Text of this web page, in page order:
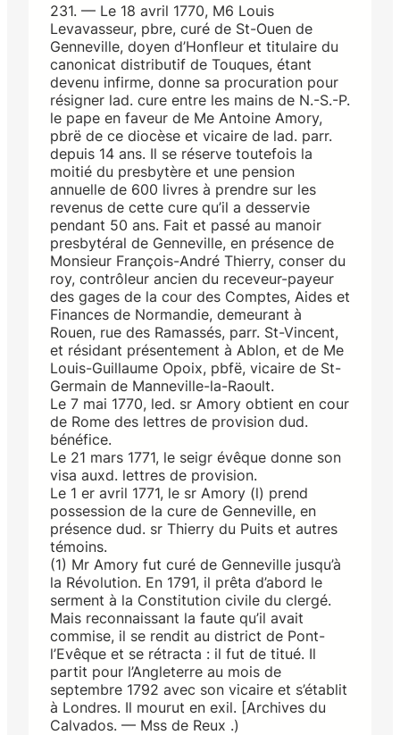
231. — Le 18 avril 1770, M6 Louis
Levavasseur, pbre, curé de St-Ouen de
Genneville, doyen d’Honfleur et titulaire du
canonicat distributif de Touques, étant
devenu infirme, donne sa procuration pour
résigner lad. cure entre les mains de N.-S.-P.
le pape en faveur de Me Antoine Amory,
pbrë de ce diocèse et vicaire de lad. parr.
depuis 14 ans. Il se réserve toutefois la
moitié du presbytère et une pension
annuelle de 600 livres à prendre sur les
revenus de cette cure qu’il a desservie
pendant 50 ans. Fait et passé au manoir
presbytéral de Genneville, en présence de
Monsieur François-André Thierry, conser du
roy, contrôleur ancien du receveur-payeur
des gages de la cour des Comptes, Aides et
Finances de Normandie, demeurant à
Rouen, rue des Ramassés, parr. St-Vincent,
et résidant présentement à Ablon, et de Me
Louis-Guillaume Opoix, pbfë, vicaire de St-
Germain de Manneville-la-Raoult.
Le 7 mai 1770, led. sr Amory obtient en cour
de Rome des lettres de provision dud.
bénéfice.
Le 21 mars 1771, le seigr évêque donne son
visa auxd. lettres de provision.
Le 1 er avril 1771, le sr Amory (l) prend
possession de la cure de Genneville, en
présence dud. sr Thierry du Puits et autres
témoins.
(1) Mr Amory fut curé de Genneville jusqu’à
la Révolution. En 1791, il prêta d’abord le
serment à la Constitution civile du clergé.
Mais reconnaissant la faute qu’il avait
commise, il se rendit au district de Pont-
l’Evêque et se rétracta : il fut de titué. Il
partit pour l’Angleterre au mois de
septembre 1792 avec son vicaire et s’établit
à Londres. Il mourut en exil. [Archives du
Calvados. — Mss de Reux .)